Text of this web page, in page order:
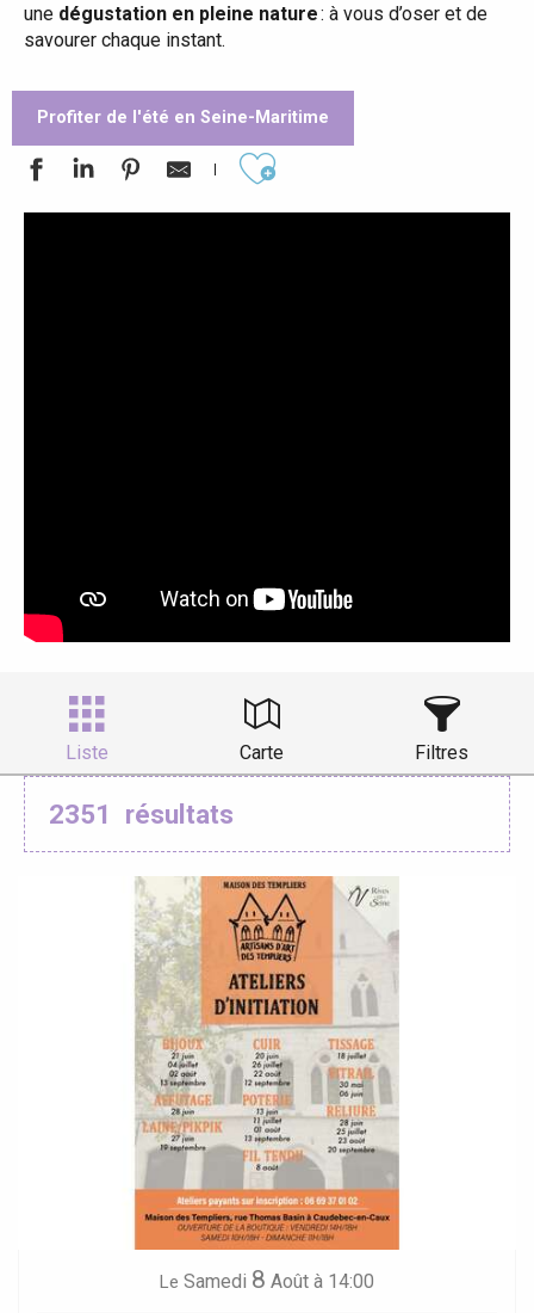
une dégustation en pleine nature: à vous d’oser et de
savourer chaque instant.
Profiter de l'été en Seine-Maritime
Ajouter aux favoris
Liste Carte Filtres
2351 résultats
Le Samedi 8 Août à 14:00